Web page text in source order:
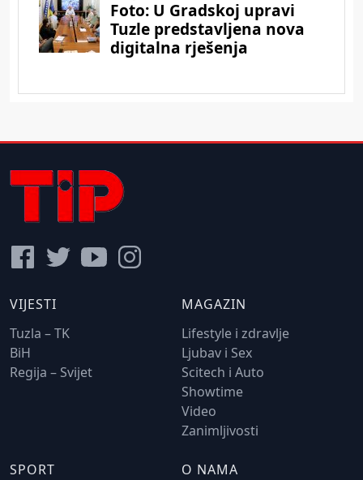
VIJESTI
Tuzla – TK
BiH
Regija – Svijet
MAGAZIN
Lifestyle i zdravlje
Ljubav i Sex
Scitech i Auto
Showtime
Video
Zanimljivosti
SPORT O NAMA